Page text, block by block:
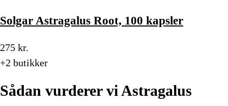
Solgar Astragalus Root, 100 kapsler
275 kr.
+2 butikker
Sådan vurderer vi Astragalus